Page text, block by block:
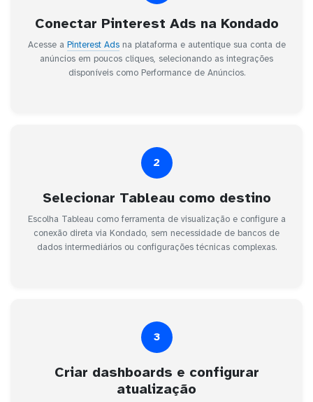
Conectar Pinterest Ads na Kondado
Acesse a Pinterest Adsna plataforma e autentique sua conta de
anúncios em poucos cliques, selecionando as integrações
disponíveis como Performance de Anúncios.
2
Selecionar Tableau como destino
Escolha Tableau como ferramenta de visualização e configure a
conexão direta via Kondado, sem necessidade de bancos de
dados intermediários ou configurações técnicas complexas.
3
Criar dashboards e configurar
atualização